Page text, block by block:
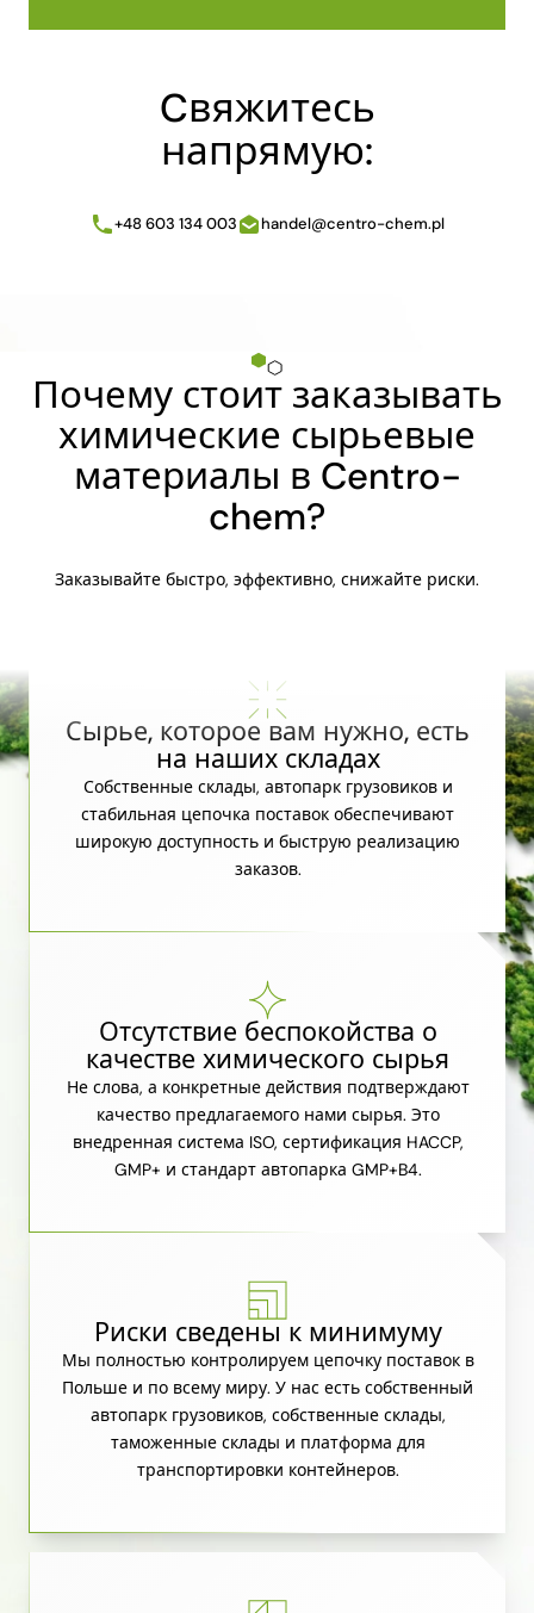
Cвяжитесь
напрямую:
+48 603 134 003 handel@centro-chem.pl
Почему стоит заказывать
химические сырьевые
материалы в Centro-
chem?
Заказывайте быстро, эффективно, снижайте риски.
Сырье, которое вам нужно, есть
на наших складах
Собственные склады, автопарк грузовиков и
стабильная цепочка поставок обеспечивают
широкую доступность и быструю реализацию
заказов.
Отсутствие беспокойства о
качестве химического сырья
Не слова, а конкретные действия подтверждают
качество предлагаемого нами сырья. Это
внедренная система ISO, сертификация HACCP,
GMP+ и стандарт автопарка GMP+B4.
Риски сведены к минимуму
Мы полностью контролируем цепочку поставок в
Польше и по всему миру. У нас есть собственный
автопарк грузовиков, собственные склады,
таможенные склады и платформа для
транспортировки контейнеров.